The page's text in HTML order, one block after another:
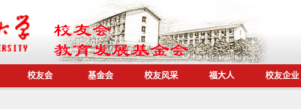
校友会 基金会 校友风采 福大人 校友企业